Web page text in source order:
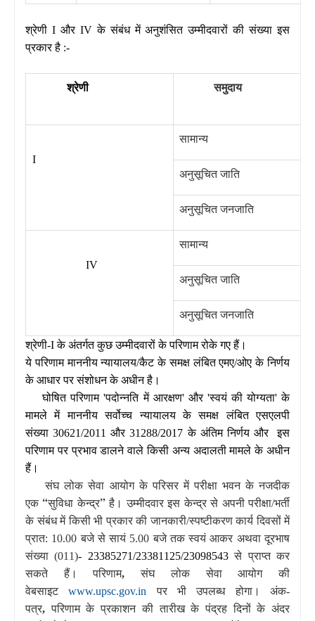
श्रेणी I और IVके संबंध में अनुशंसित उम्मीदवारों की संख्या इस
प्रकार है :-
श्रेणी समुदाय
I
सामान्य
अनुसूचित जाति
अनुसूचित जनजाति
IV
सामान्य
अनुसूचित जाति
अनुसूचित जनजाति
श्रेणी-Iके अंतर्गत कुछ उम्मीदवारों के परिणाम रोके गए हैं।
ये परिणाम माननीय न्यायालय/कैट के समक्ष लंबित एमए/ओए के निर्णय
के आधार पर संशोधन के अधीन है।
घोषित परिणाम'पदोन्नति में आरक्षण' और 'स्वयं की योग्यता'के
मामले में माननीय सर्वोच्च न्यायालय के समक्ष लंबित एसएलपी
संख्या30621/2011और31288/2017के अंतिम निर्णय और इस
परिणाम पर प्रभाव डालने वाले किसी अन्य अदालती मामले के अधीन
हैं।
संघ लोक सेवा आयोग के परिसर में परीक्षा भवन के नजदीक
एक “सुविधा केन्द्र” है। उम्मीदवार इस केन्द्र से अपनी परीक्षा/भर्ती
के संबंध में किसी भी प्रकार की जानकारी/स्‍पष्‍टीकरण कार्य दिवसों में
प्रात: 10.00 बजे से सायं 5.00 बजे तक स्वयं आकर अथवा दूरभाष
संख्या (011)- 23385271/23381125/23098543से प्राप्त कर
सकते हैं। परिणाम, संघ लोक सेवा आयोग की
वेबसाइट
www.upsc.gov.in पर भी उपलब्ध होगा।
अंक-
पत्र, परिणाम के प्रकाशन की तारीख के पंद्रह दिनों के अंदर